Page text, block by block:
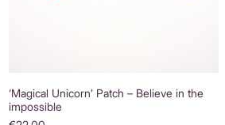
‘Magical Unicorn’ Patch – Believe in the
impossible